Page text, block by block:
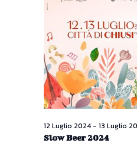
Slow Beer 2024
12 Luglio 2024- 13 Luglio